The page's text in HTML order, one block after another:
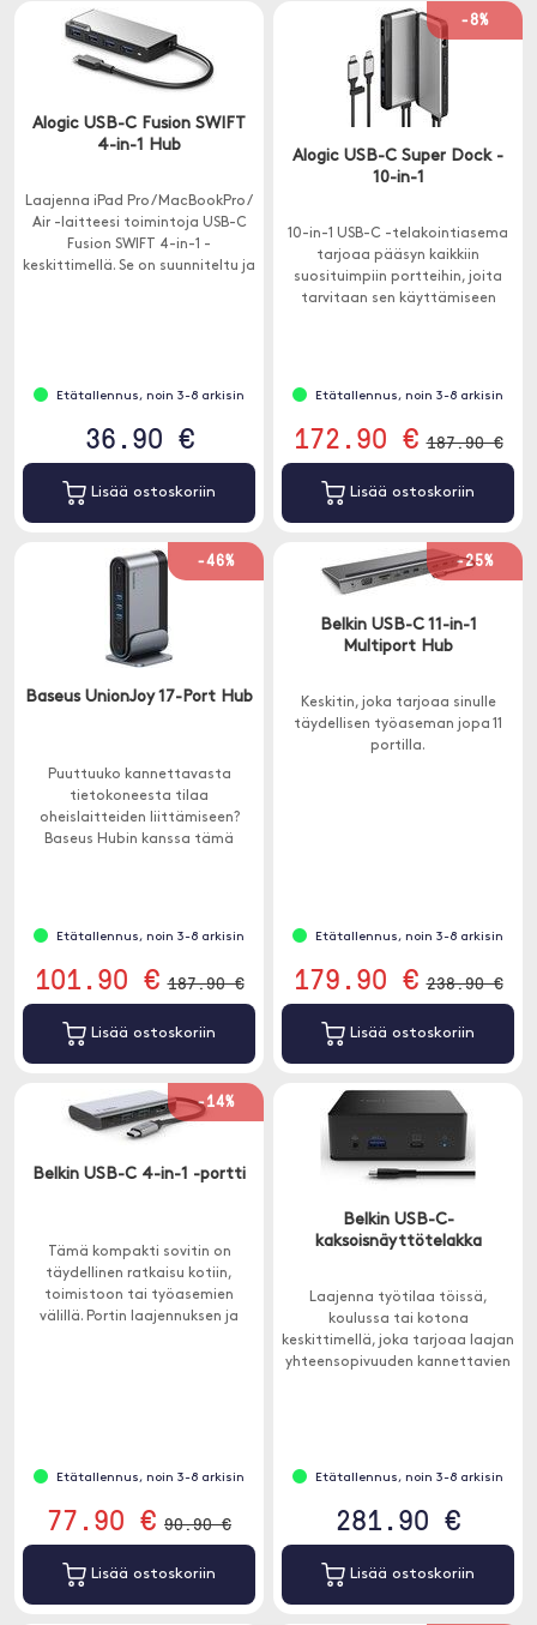
Alogic USB-C Fusion SWIFT
4-in-1 Hub
Laajenna iPad Pro / MacBookPro /
Air -laitteesi toimintoja USB-C
Fusion SWIFT 4-in-1 -
keskittimellä. Se on suunniteltu ja
Etätallennus, noin 3-8 arkisin
36.90 €
Lisää ostoskoriin
-8%
Alogic USB-C Super Dock -
10-in-1
10-in-1 USB-C -telakointiasema
tarjoaa pääsyn kaikkiin
suosituimpiin portteihin, joita
tarvitaan sen käyttämiseen
Etätallennus, noin 3-8 arkisin
172.90 € 187.90 €
Lisää ostoskoriin
-46%
Baseus UnionJoy 17-Port Hub
Puuttuuko kannettavasta
tietokoneesta tilaa
oheislaitteiden liittämiseen?
Baseus Hubin kanssa tämä
Etätallennus, noin 3-8 arkisin
101.90 € 187.90 €
Lisää ostoskoriin
-25%
Belkin USB-C 11-in-1
Multiport Hub
Keskitin, joka tarjoaa sinulle
täydellisen työaseman jopa 11
portilla.
Etätallennus, noin 3-8 arkisin
179.90 € 238.90 €
Lisää ostoskoriin
-14%
Belkin USB-C 4-in-1 -portti
Tämä kompakti sovitin on
täydellinen ratkaisu kotiin,
toimistoon tai työasemien
välillä. Portin laajennuksen ja
Etätallennus, noin 3-8 arkisin
77.90 € 90.90 €
Lisää ostoskoriin
Belkin USB-C-
kaksoisnäyttötelakka
Laajenna työtilaa töissä,
koulussa tai kotona
keskittimellä, joka tarjoaa laajan
yhteensopivuuden kannettavien
Etätallennus, noin 3-8 arkisin
281.90 €
Lisää ostoskoriin